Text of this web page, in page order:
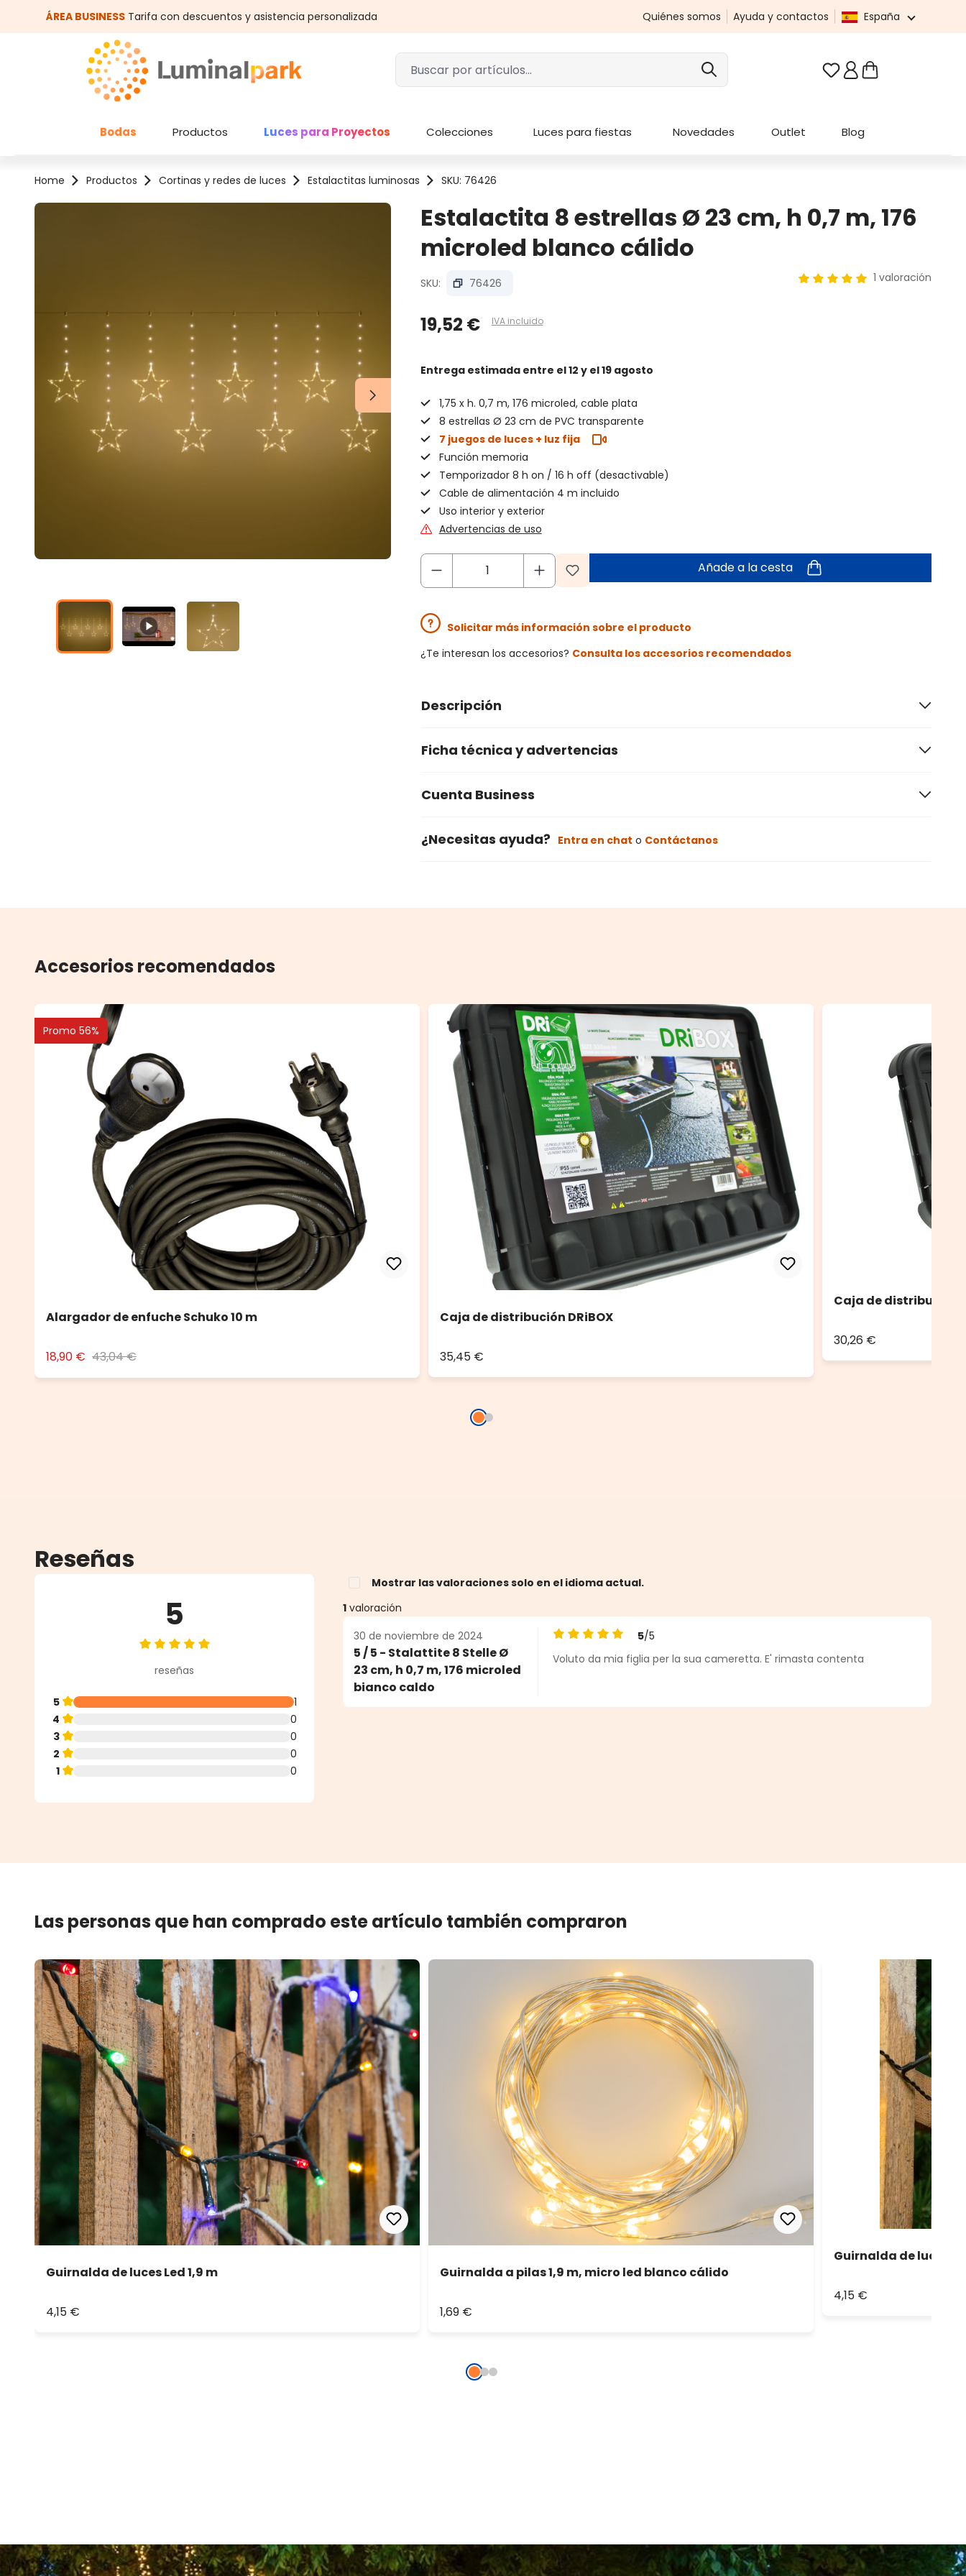
al contenido principal
Saltar a la búsqueda
ÁREA BUSINESS Tarifa con descuentos y asistencia personalizada Quiénes somos Ayuda y contactos España
Tienes 0 artículos en
Bodas Productos Luces para Proyectos Colecciones Luces para fiestas Novedades Outlet Blog
Home Productos Cortinas y redes de luces Estalactitas luminosas SKU: 76426
Omitir galería de imágenes
Estalactita 8 estrellas Ø 23 cm, h 0,7 m, 176
microled blanco cálido
SKU: 76426 1 valoración
19,52 € IVA incluido
Entrega estimada entre el 12 y el 19 agosto
1,75 x h. 0,7 m, 176 microled, cable plata
8 estrellas Ø 23 cm de PVC transparente
7 juegos de luces + luz fija
Función memoria
Temporizador 8 h on / 16 h off (desactivable)
Cable de alimentación 4 m incluido
Uso interior y exterior
Advertencias de uso
Añade a la cesta
Solicitar más información sobre el producto
¿Te interesan los accesorios? Consulta los accesorios recomendados
Descripción
Ficha técnica y advertencias
Cuenta Business
¿Necesitas ayuda? Entra en chat o Contáctanos
Accesorios recomendados
Promo 56%
Alargador de enfuche Schuko 10 m
18,90 € 43,04 €
Caja de distribución DRiBOX
35,45 €
Caja de distribución
30,26 €
Reseñas
5
Calificación promedio de 5 de 5 estrellas
reseñas
5
1
4
0
3
0
2
0
1
0
Mostrar las valoraciones solo en el idioma actual.
1 valoración
30 de noviembre de 2024
5 / 5 - Stalattite 8 Stelle Ø
23 cm, h 0,7 m, 176 microled
bianco caldo
Calificación promedio de 5 de 5 estrellas
5/5
Voluto da mia figlia per la sua cameretta. E' rimasta contenta
Las personas que han comprado este artículo también compraron
Guirnalda de luces Led 1,9 m
4,15 €
Guirnalda a pilas 1,9 m, micro led blanco cálido
1,69 €
Guirnalda de luces
4,15 €